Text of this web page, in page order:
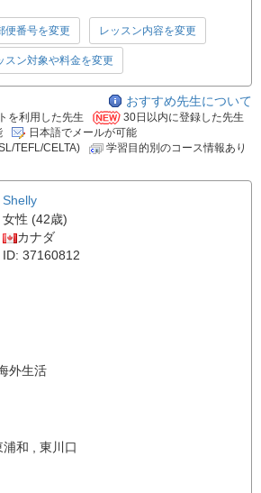
便番号を変更 レッスン内容を変更
スン対象や料金を変更
おすすめ先生について
を利用した先生
30日以内に登録した先生
日本語でメールが可能
TEFL/CELTA)
学習目的別のコース情報あり
Shelly
女性 (42歳)
カナダ
ID: 37160812
外生活
和 , 東川口